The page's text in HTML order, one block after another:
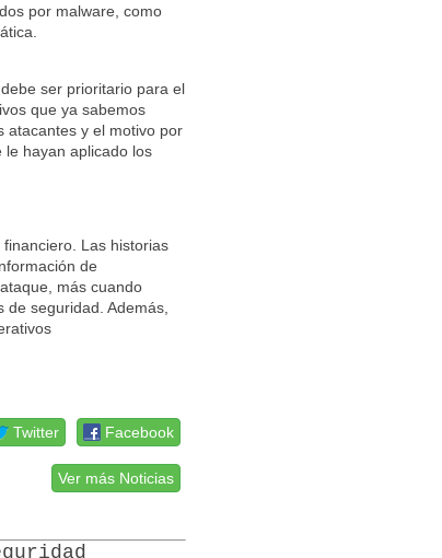
por malware, como
debe ser prioritario para el
que ya sabemos
atacantes y el motivo por
hayan aplicado los
Las historias
de
más cuando
seguridad. Además,
Facebook
Twitter
Ver más Noticias